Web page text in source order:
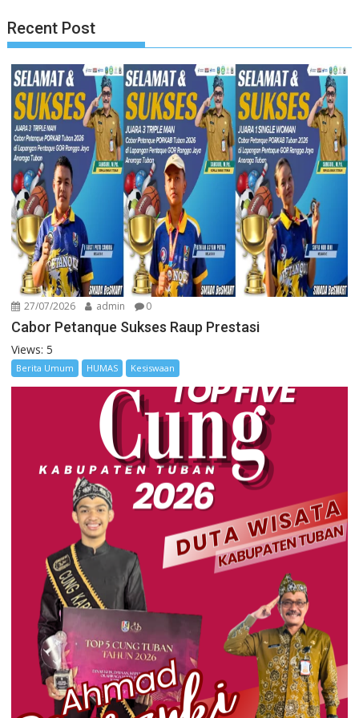
Recent Post
27/07/2026 admin 0
Cabor Petanque Sukses Raup Prestasi
Views: 5
Berita Umum HUMAS Kesiswaan